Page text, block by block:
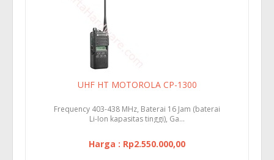
UHF HT MOTOROLA CP-1300
Frequency 403-438 MHz, Baterai 16 Jam (baterai
Li-Ion kapasitas tinggi), Ga...
Harga : Rp2.550.000,00